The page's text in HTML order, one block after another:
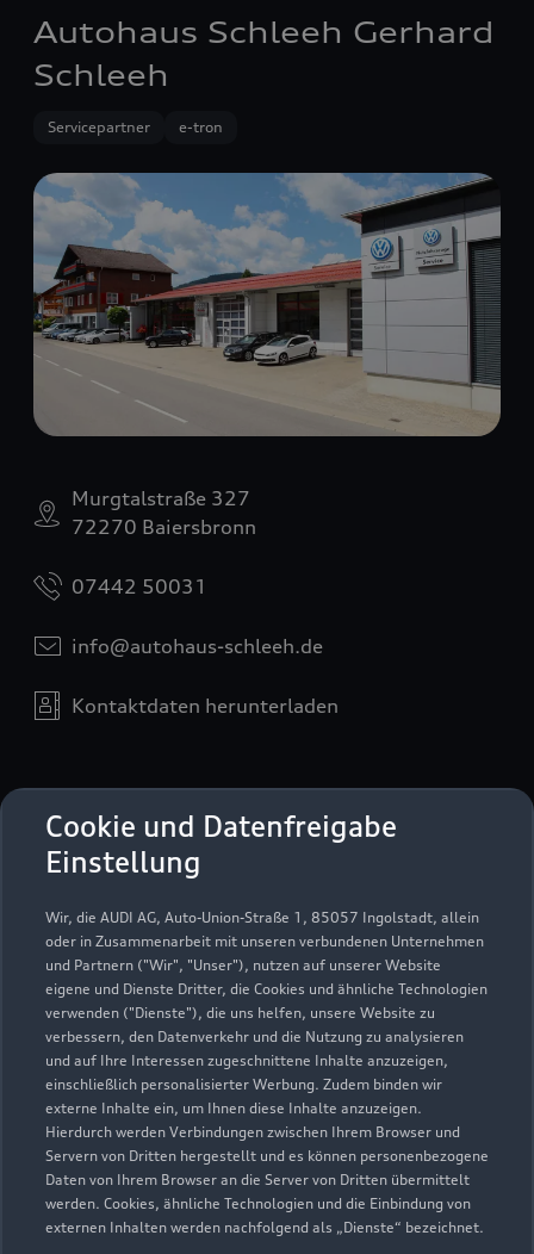
Cookie und Datenfreigabe
Einstellung
Wir, die AUDI AG, Auto-Union-Straße 1, 85057 Ingolstadt, allein
oder in Zusammenarbeit mit unseren verbundenen Unternehmen
und Partnern ("Wir", "Unser"), nutzen auf unserer Website
eigene und Dienste Dritter, die Cookies und ähnliche Technologien
verwenden ("Dienste"), die uns helfen, unsere Website zu
verbessern, den Datenverkehr und die Nutzung zu analysieren
und auf Ihre Interessen zugeschnittene Inhalte anzuzeigen,
einschließlich personalisierter Werbung. Zudem binden wir
externe Inhalte ein, um Ihnen diese Inhalte anzuzeigen.
Hierdurch werden Verbindungen zwischen Ihrem Browser und
Servern von Dritten hergestellt und es können personenbezogene
Daten von Ihrem Browser an die Server von Dritten übermittelt
werden. Cookies, ähnliche Technologien und die Einbindung von
externen Inhalten werden nachfolgend als „Dienste“ bezeichnet.
Autohaus Schleeh Gerhard
Schleeh
Servicepartner e-tron
Murgtalstraße 327
72270 Baiersbronn
07442 50031
info@autohaus-schleeh.de
Kontaktdaten herunterladen
Öffnungszeiten
Geöffnet bis 19:00
Teile & Zubehörverkauf
Geöffnet bis19:00